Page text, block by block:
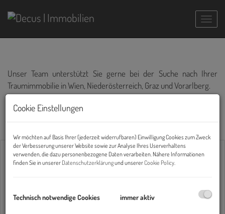
Unser Team unterstützt Sie gerne bei der Suche nach Ihrer
Traumimmobilie in Wien, Niederösterreich, Graz und Vorarlberg.
Sind Sie auf der Suche nach einem Büro in Wien? Unser gesamtes
Angebot finden Sie im Menüpunkt "Büro und Gewerbe" oder auf
Alle Wohnen Gewerbe Anlage
Alle
Miete Kauf
Cookie Einstellungen
Wir möchten auf Basis Ihrer (jederzeit widerrufbaren) Einwilligung Cookies zum Zweck
der Verbesserung unserer Website sowie zur Analyse Ihres Userverhaltens
verwenden, die dazu personenbezogene Daten verarbeiten. Nähere Informationen
finden Sie in unserer Datenschutzerklärungund unsererCookie Policy.
Technisch notwendige Cookies immer aktiv